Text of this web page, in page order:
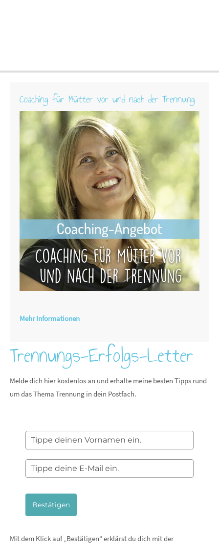
Coaching für Mütter vor und nach der Trennung
Mehr Informationen
Trennungs-Erfolgs-Letter
Melde dich hier kostenlos an und erhalte meine besten Tipps rund
um das Thema Trennung in dein Postfach.
Bestätigen
Mit dem Klick auf „Bestätigen“ erklärst du dich mit der